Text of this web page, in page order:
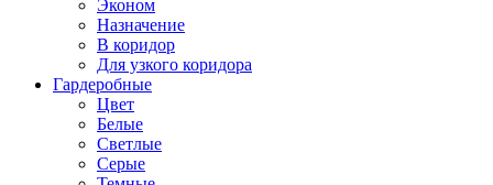
Эконом
Назначение
В коридор
Для узкого коридора
Гардеробные
Цвет
Белые
Светлые
Серые